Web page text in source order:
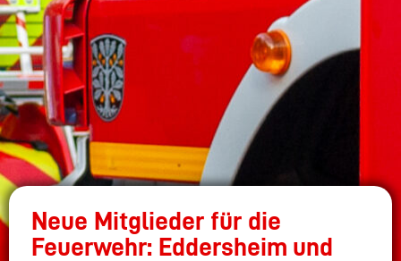
Neue Mitglieder für die
Feuerwehr: Eddersheim und